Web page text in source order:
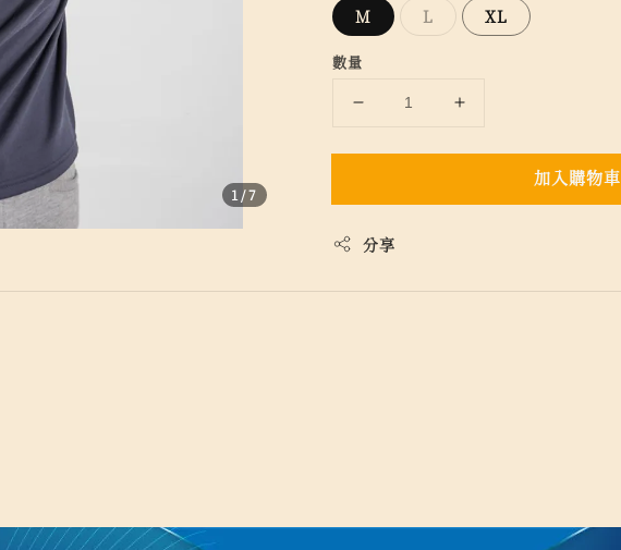
1 /7
M L XL
數量
加入購物車
分享